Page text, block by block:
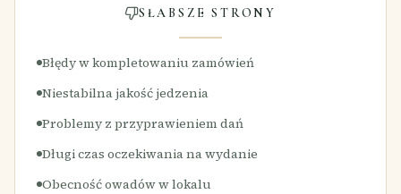
SŁABSZE STRONY
Błędy w kompletowaniu zamówień
Niestabilna jakość jedzenia
Problemy z przyprawieniem dań
Długi czas oczekiwania na wydanie
Obecność owadów w lokalu